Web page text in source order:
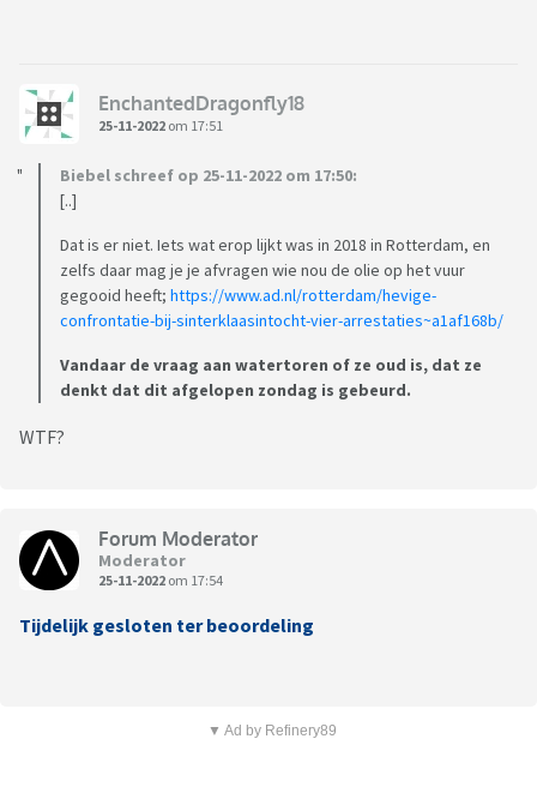
EnchantedDragonfly18
25-11-2022 om 17:51
Biebel schreef op 25-11-2022 om 17:50:
[..]
Dat is er niet. Iets wat erop lijkt was in 2018 in Rotterdam, en
zelfs daar mag je je afvragen wie nou de olie op het vuur
gegooid heeft; https://www.ad.nl/rotterdam/hevige-
confrontatie-bij-sinterklaasintocht-vier-arrestaties~a1af168b/
Vandaar de vraag aan watertoren of ze oud is, dat ze
denkt dat dit afgelopen zondag is gebeurd.
WTF?
Forum Moderator
Moderator
25-11-2022 om 17:54
Tijdelijk gesloten ter beoordeling
▼ Ad by Refinery89